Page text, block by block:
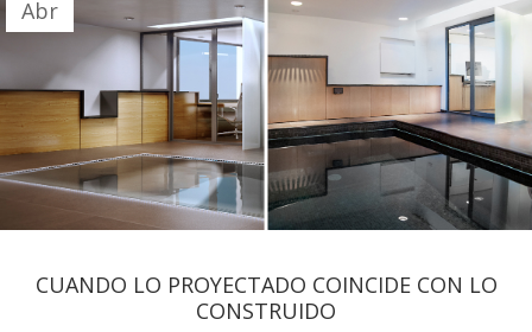
Abr
CUANDO LO PROYECTADO COINCIDE CON LO
CONSTRUIDO